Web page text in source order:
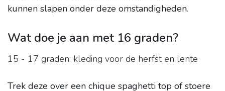
kunnen slapen onder deze omstandigheden.
Wat doe je aan met 16 graden?
15 - 17 graden: kleding voor de herfst en lente
Trek deze over een chique spaghetti top of stoere